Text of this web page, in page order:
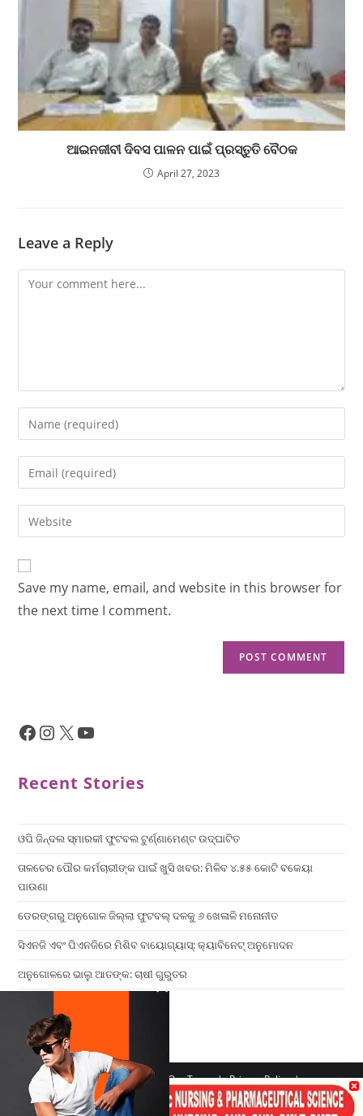
ଆଇନଜୀବୀ ଦିବସ ପାଳନ ପାଇଁ ପ୍ରସ୍ତୁତି ବୈଠକ
April 27, 2023
Leave a Reply
Save my name, email, and website in this browser for
the next time I comment.
Recent Stories
ଓପି ଜିନ୍ଦଲ ସ୍ମାରକୀ ଫୁଟବଲ ଟୁର୍ଣ୍ଣାମେଣ୍ଟ ଉଦ୍ଘାଟିତ
ତାଳଚେର ପୌର କର୍ମଚାରୀଙ୍କ ପାଇଁ ଖୁସି ଖବର: ମିଳିବ ୪.୫୫ କୋଟି ବକେୟା
ପାଉଣା
ଡେରଙ୍ଗରୁ ଅନୁଗୋଳ ଜିଲ୍ଲା ଫୁଟବଲ୍ ଦଳକୁ ୬ ଖେଳାଳି ମନୋନୀତ
ସିଏନଜି ଏବଂ ପିଏନଜିରେ ମିଶିବ ବାୟୋଗ୍ୟାସ୍: କ୍ୟାବିନେଟ୍ ଅନୁମୋଦନ
ଅନୁଗୋଳରେ ଭାଲୁ ଆତଙ୍କ: ଚାଷୀ ଗୁରୁତର
Home Contact us Our Team
Privacy Policy
Terms & Conditions
×